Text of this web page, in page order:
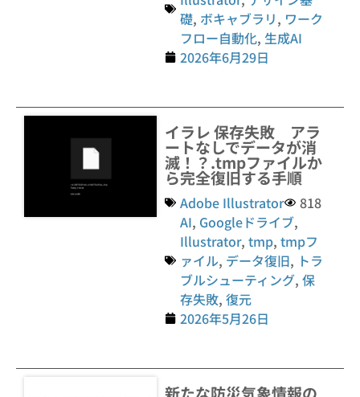
礎, ボキャブラリ, ワーク
フロー自動化, 生成AI
2026年6月29日
イラレ 保存失敗 アラ
ートなしでデータが消
滅！？.tmpファイルか
ら完全復旧する手順
Adobe Illustrator
818
AI, Googleドライブ,
Illustrator,tmp,tmpフ
ァイル, データ復旧, トラ
ブルシューティング,保
存失敗,復元
2026年5月26日